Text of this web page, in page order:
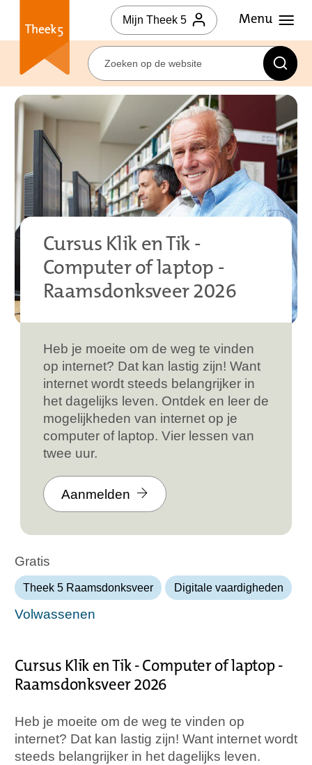
Mijn Theek 5
Cursus Klik en Tik -
Computer of laptop -
Raamsdonksveer 2026
Heb je moeite om de weg te vinden
op internet? Dat kan lastig zijn! Want
internet wordt steeds belangrijker in
het dagelijks leven. Ontdek en leer de
mogelijkheden van internet op je
computer of laptop. Vier lessen van
twee uur.
Aanmelden
Gratis
Theek 5 Raamsdonksveer Digitale vaardigheden
Volwassenen
Cursus Klik en Tik - Computer of laptop -
Raamsdonksveer 2026
Heb je moeite om de weg te vinden op
internet? Dat kan lastig zijn! Want internet wordt
steeds belangrijker in het dagelijks leven.